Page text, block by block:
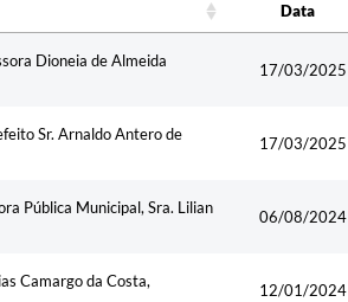
Data
Dioneia de Almeida
17/03/2025
Sr. Arnaldo Antero de
17/03/2025
Pública Municipal, Sra. Lilian
06/08/2024
Camargo da Costa,
12/01/2024